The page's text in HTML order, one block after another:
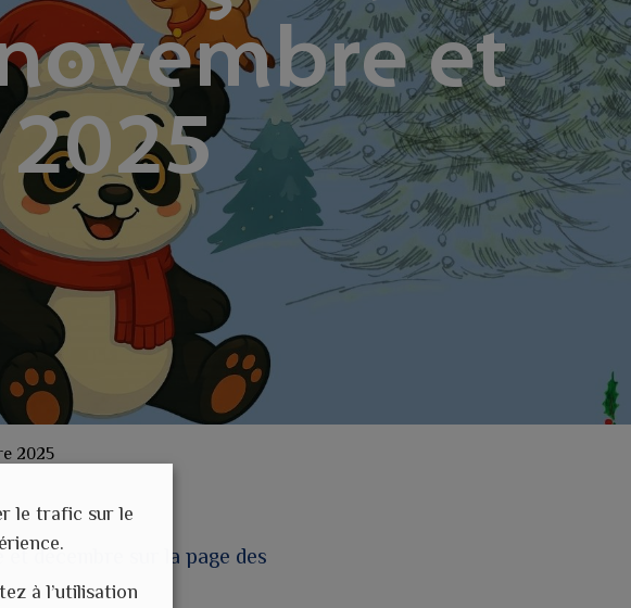
et
2025
décembre sur la page des
le trafic sur le
à l’utilisation